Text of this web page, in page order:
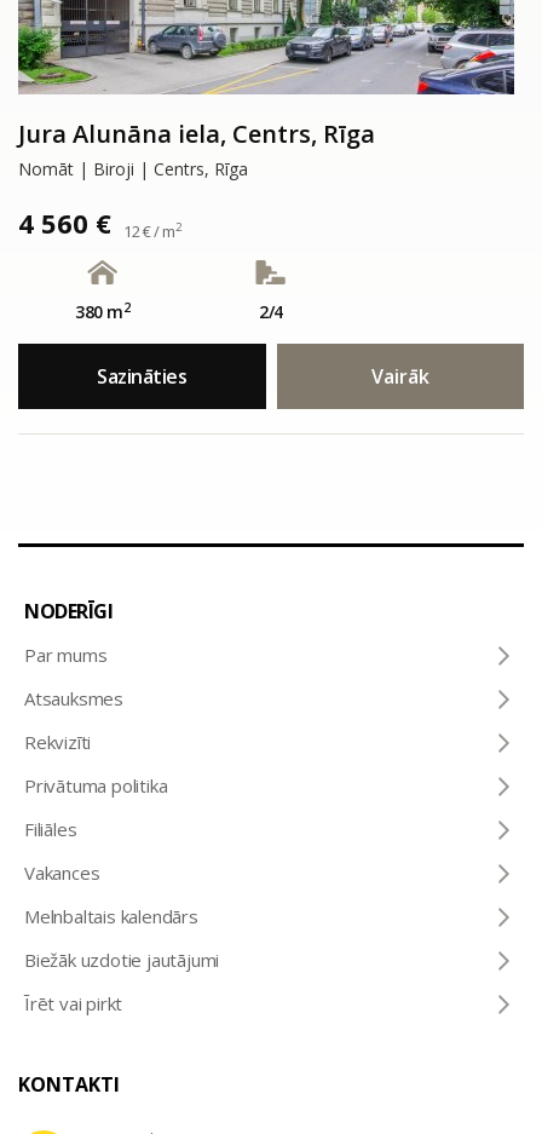
Jura Alunāna iela, Centrs, Rīga
Nomāt | Biroji | Centrs, Rīga
4 560 € 12 € / m2
380 m2 2/4
Sazināties Vairāk
NODERĪGI
Par mums
Atsauksmes
Rekvizīti
Privātuma politika
Filiāles
Vakances
Melnbaltais kalendārs
Biežāk uzdotie jautājumi
Īrēt vai pirkt
KONTAKTI